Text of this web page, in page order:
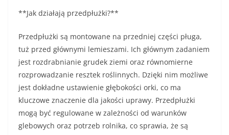
**Jak działają przedpłużki?**
Przedpłużki są montowane na przedniej części pługa,
tuż przed głównymi lemieszami. Ich głównym zadaniem
jest rozdrabnianie grudek ziemi oraz równomierne
rozprowadzanie resztek roślinnych. Dzięki nim możliwe
jest dokładne ustawienie głębokości orki, co ma
kluczowe znaczenie dla jakości uprawy. Przedpłużki
mogą być regulowane w zależności od warunków
glebowych oraz potrzeb rolnika, co sprawia, że są